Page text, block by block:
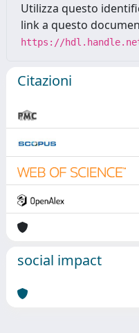
Utilizza questo
link a questo
https://
Citazioni
social impact